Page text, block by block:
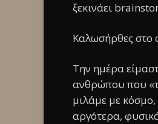
ξεκινάει
Καλωσήρθες στο
Την ημέρα
ανθρώπου που
μιλάμε με
αργότερα,